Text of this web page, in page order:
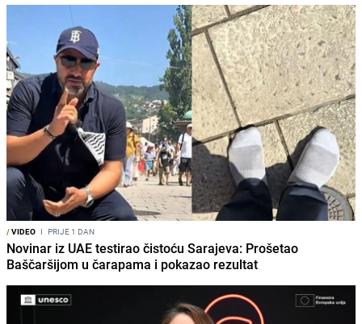
/VIDEO I PRIJE 1 DAN
Novinar iz UAE testirao čistoću Sarajeva: Prošetao
Baščaršijom u čarapama i pokazao rezultat